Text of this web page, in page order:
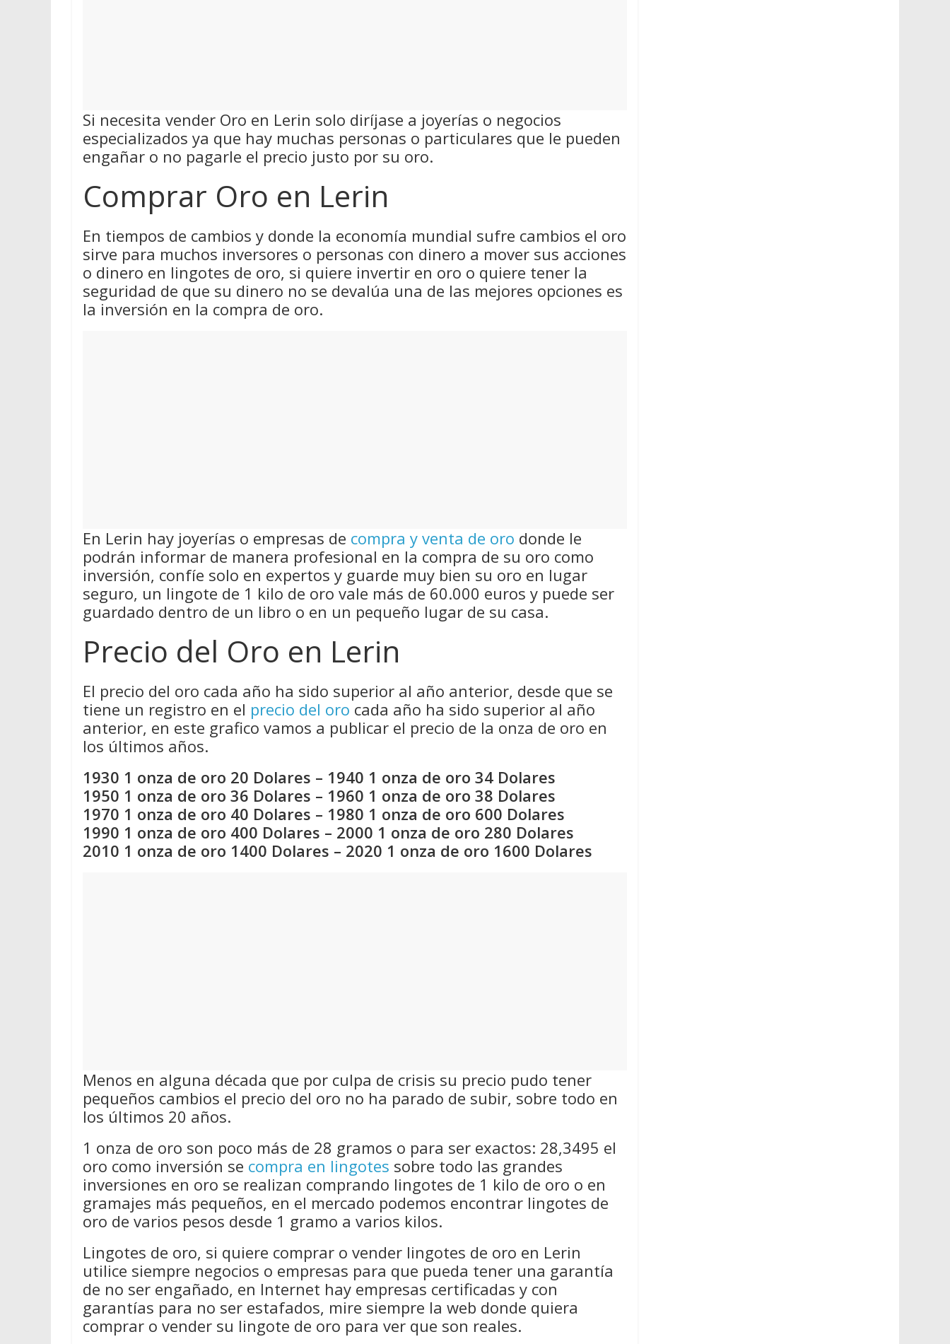
Si necesita vender Oro en Lerin solo diríjase a joyerías o negocios
especializados ya que hay muchas personas o particulares que le pueden
engañar o no pagarle el precio justo por su oro.
Comprar Oro en Lerin
En tiempos de cambios y donde la economía mundial sufre cambios el oro
sirve para muchos inversores o personas con dinero a mover sus acciones
o dinero en lingotes de oro, si quiere invertir en oro o quiere tener la
seguridad de que su dinero no se devalúa una de las mejores opciones es
la inversión en la compra de oro.
En Lerin hay joyerías o empresas de compra y venta de oro donde le
podrán informar de manera profesional en la compra de su oro como
inversión, confíe solo en expertos y guarde muy bien su oro en lugar
seguro, un lingote de 1 kilo de oro vale más de 60.000 euros y puede ser
guardado dentro de un libro o en un pequeño lugar de su casa.
Precio del Oro en Lerin
El precio del oro cada año ha sido superior al año anterior, desde que se
tiene un registro en el precio del oro cada año ha sido superior al año
anterior, en este grafico vamos a publicar el precio de la onza de oro en
los últimos años.
1930 1 onza de oro 20 Dolares – 1940 1 onza de oro 34 Dolares
1950 1 onza de oro 36 Dolares – 1960 1 onza de oro 38 Dolares
1970 1 onza de oro 40 Dolares – 1980 1 onza de oro 600 Dolares
1990 1 onza de oro 400 Dolares – 2000 1 onza de oro 280 Dolares
2010 1 onza de oro 1400 Dolares – 2020 1 onza de oro 1600 Dolares
Menos en alguna década que por culpa de crisis su precio pudo tener
pequeños cambios el precio del oro no ha parado de subir, sobre todo en
los últimos 20 años.
1 onza de oro son poco más de 28 gramos o para ser exactos: 28,3495 el
oro como inversión se compra en lingotes sobre todo las grandes
inversiones en oro se realizan comprando lingotes de 1 kilo de oro o en
gramajes más pequeños, en el mercado podemos encontrar lingotes de
oro de varios pesos desde 1 gramo a varios kilos.
Lingotes de oro, si quiere comprar o vender lingotes de oro en Lerin
utilice siempre negocios o empresas para que pueda tener una garantía
de no ser engañado, en Internet hay empresas certificadas y con
garantías para no ser estafados, mire siempre la web donde quiera
comprar o vender su lingote de oro para ver que son reales.